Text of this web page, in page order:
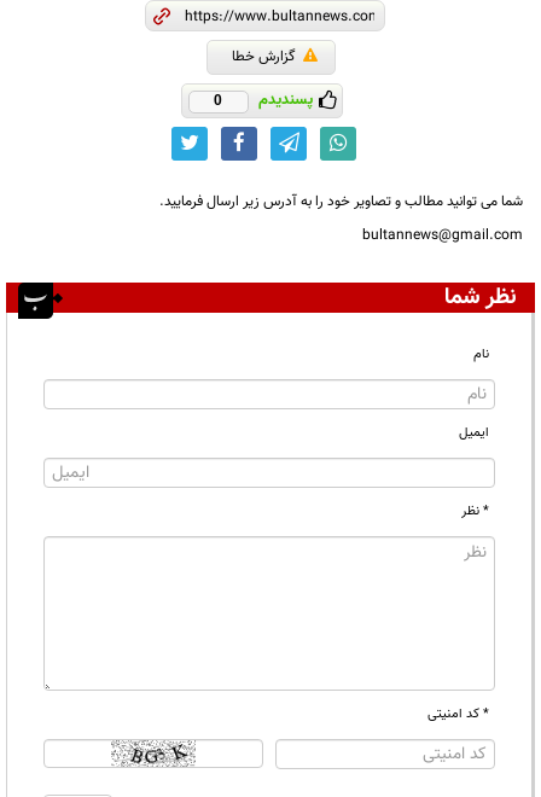
گزارش خطا
پسندیدم 0
شما می توانید مطالب و تصاویر خود را به آدرس زیر ارسال فرمایید.
bultannews@gmail.com
نظر شما
نام
ایمیل
* نظر
* کد امنیتی